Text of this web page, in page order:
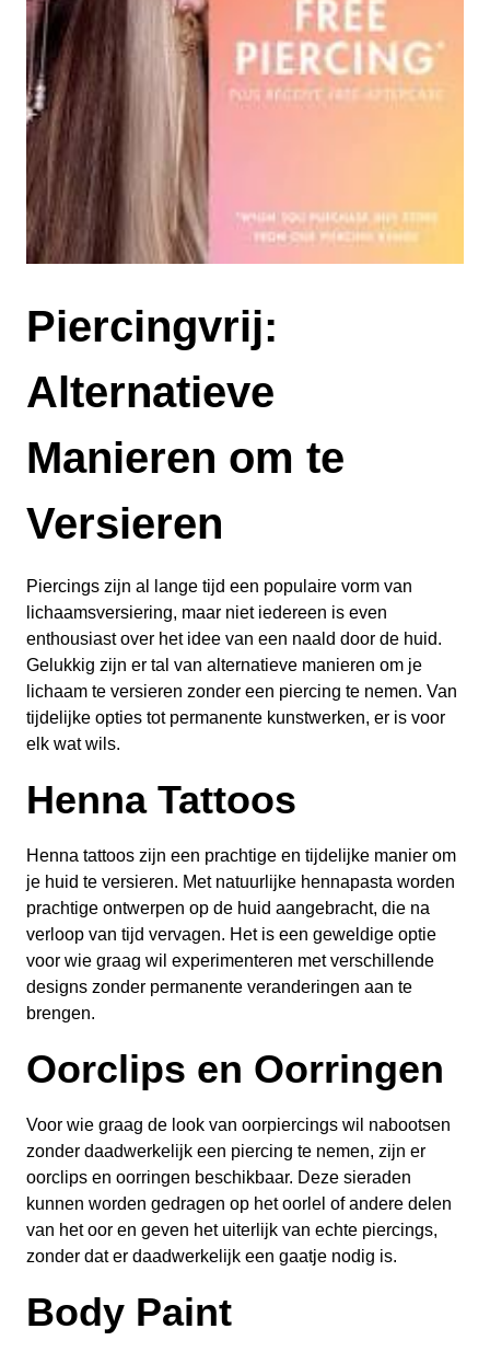
Piercingvrij:
Alternatieve
Manieren om te
Versieren
Piercings zijn al lange tijd een populaire vorm van
lichaamsversiering, maar niet iedereen is even
enthousiast over het idee van een naald door de huid.
Gelukkig zijn er tal van alternatieve manieren om je
lichaam te versieren zonder een piercing te nemen. Van
tijdelijke opties tot permanente kunstwerken, er is voor
elk wat wils.
Henna Tattoos
Henna tattoos zijn een prachtige en tijdelijke manier om
je huid te versieren. Met natuurlijke hennapasta worden
prachtige ontwerpen op de huid aangebracht, die na
verloop van tijd vervagen. Het is een geweldige optie
voor wie graag wil experimenteren met verschillende
designs zonder permanente veranderingen aan te
brengen.
Oorclips en Oorringen
Voor wie graag de look van oorpiercings wil nabootsen
zonder daadwerkelijk een piercing te nemen, zijn er
oorclips en oorringen beschikbaar. Deze sieraden
kunnen worden gedragen op het oorlel of andere delen
van het oor en geven het uiterlijk van echte piercings,
zonder dat er daadwerkelijk een gaatje nodig is.
Body Paint